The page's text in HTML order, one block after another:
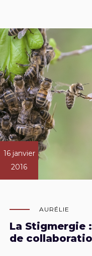
16 janvier
2016
AURÉLIE
La Stigmergie
de